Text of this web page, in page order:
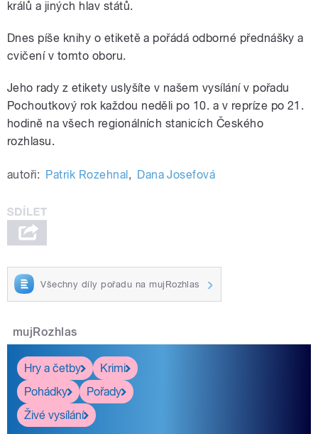
králů a jiných hlav států.
Dnes píše knihy o etiketě a pořádá odborné přednášky a
cvičení v tomto oboru.
Jeho rady z etikety uslyšíte v našem vysílání v pořadu
Pochoutkový rok každou neděli po 10. a v repríze po 21.
hodině na všech regionálních stanicích Českého
rozhlasu.
autoři: Patrik Rozehnal, Dana Josefová
Všechny díly pořadu na mujRozhlas
mujRozhlas
Hry a četby
Krimi
Pohádky
Pořady
Živé vysílání